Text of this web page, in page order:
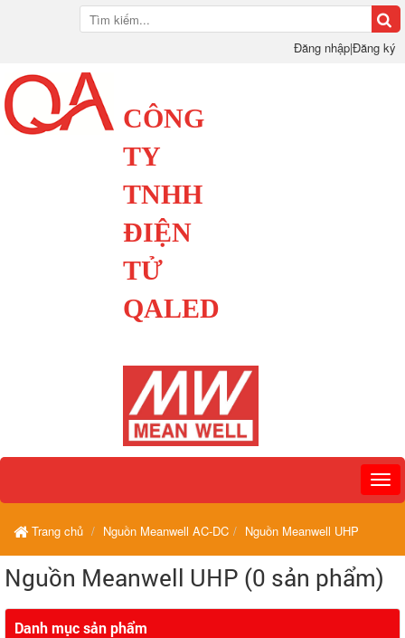
Đăng nhập|Đăng ký
CÔNG
TY
TNHH
ĐIỆN
TỬ
QALED
Trang chủ Nguồn Meanwell AC-DC Nguồn Meanwell UHP
Nguồn Meanwell UHP (0 sản phẩm)
Danh mục sản phẩm